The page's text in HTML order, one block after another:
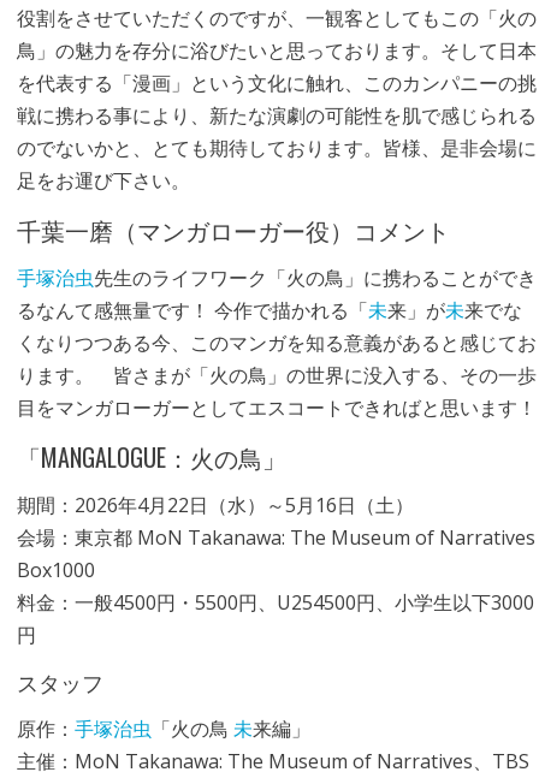
役割をさせていただくのですが、一観客としてもこの「火の
鳥」の魅力を存分に浴びたいと思っております。そして日本
を代表する「漫画」という文化に触れ、このカンパニーの挑
戦に携わる事により、新たな演劇の可能性を肌で感じられる
のでないかと、とても期待しております。皆様、是非会場に
足をお運び下さい。
千葉一磨（マンガローガー役）コメント
手塚治虫先生のライフワーク「火の鳥」に携わることができ
るなんて感無量です！ 今作で描かれる「未来」が未来でな
くなりつつある今、このマンガを知る意義があると感じてお
ります。 皆さまが「火の鳥」の世界に没入する、その一歩
目をマンガローガーとしてエスコートできればと思います！
「MANGALOGUE：火の鳥」
期間：2026年4月22日（水）～5月16日（土）
会場：東京都 MoN Takanawa: The Museum of Narratives
Box1000
料金：一般4500円・5500円、U254500円、小学生以下3000
円
スタッフ
原作： 手塚治虫 「火の鳥 未来編」
主催：MoN Takanawa: The Museum of Narratives、TBS